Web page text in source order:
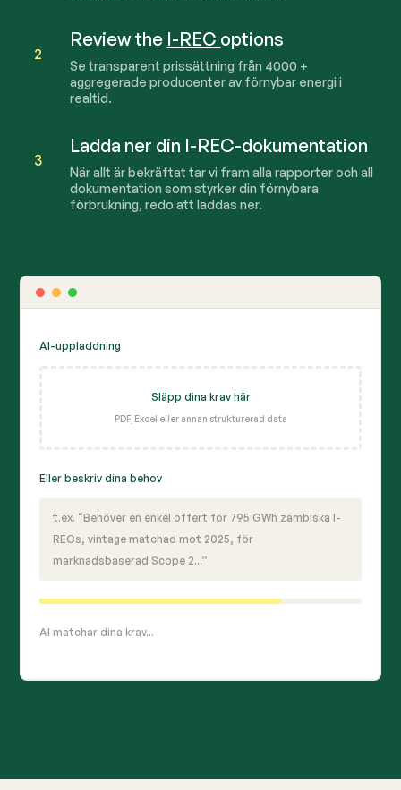
AI-uppladdning
Släpp dina krav här
PDF, Excel eller annan strukturerad data
Eller beskriv dina behov
t.ex. “Behöver en enkel offert för 795 GWh zambiska I-
RECs, vintage matchad mot 2025, för
marknadsbaserad Scope 2...”
AI matchar dina krav...
2
Review the I-REC options
Se transparent prissättning från 4000 +
aggregerade producenter av förnybar energi i
realtid.
3
Ladda ner din I-REC-dokumentation
När allt är bekräftat tar vi fram alla rapporter och all
dokumentation som styrker din förnybara
förbrukning, redo att laddas ner.